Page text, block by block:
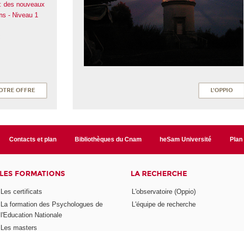
des nouveaux
- Niveau 1
OFFRE L'OPPIO
Contacts et plan Bibliothèques du Cnam heSam Université
LES FORMATIONS
Les certificats
La formation des Psychologues de
l'Education Nationale
Les masters
LA RECHERCHE
L'observatoire (Oppio)
L'équipe de recherche